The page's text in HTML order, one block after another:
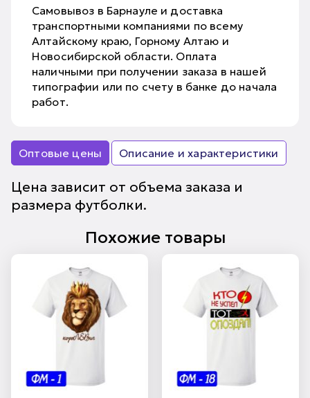
Самовывоз в Барнауле и доставка
транспортными компаниями по всему
Алтайскому краю, Горному Алтаю и
Новосибирской области. Оплата
наличными при получении заказа в нашей
типографии или по счету в банке до начала
работ.
Оптовые цены Описание и характеристики
Цена зависит от объема заказа и
размера футболки.
Похожие товары